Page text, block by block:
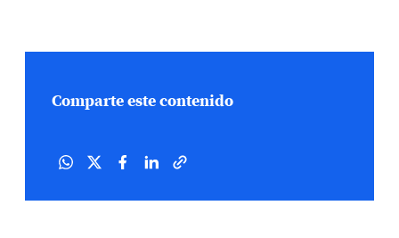
Comparte este contenido